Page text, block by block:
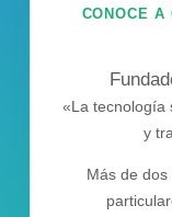
«La tecnología
y
Más de